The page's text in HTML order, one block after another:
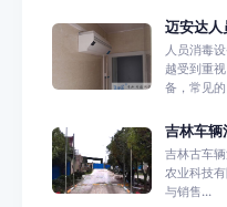
迈安达人
人员消毒
越受到重
备，常见
吉林车辆
吉林古车
农业科技
与销售...